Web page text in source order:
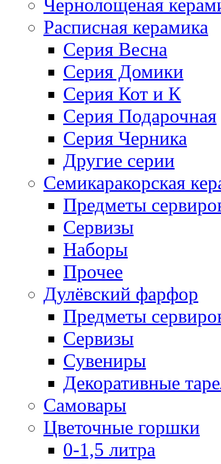
Чернолощеная
Расписная керамика
Серия Весна
Серия Домики
Серия Кот и К
Серия Подарочная
Серия Черника
Другие серии
Семикаракорская
Предметы
Сервизы
Наборы
Прочее
Дулёвский фарфор
Предметы
Сервизы
Сувениры
Декоративные
Самовары
Цветочные горшки
0-1,5 литра